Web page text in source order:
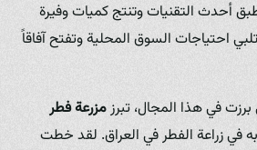
أحدث التقنيات وتنتج كميات وفيرة
احتياجات السوق المحلية وتفتح آفاقاً
برزت في هذا المجال، تبرزمزرعة فطر
في زراعة الفطر في العراق. لقد خطت